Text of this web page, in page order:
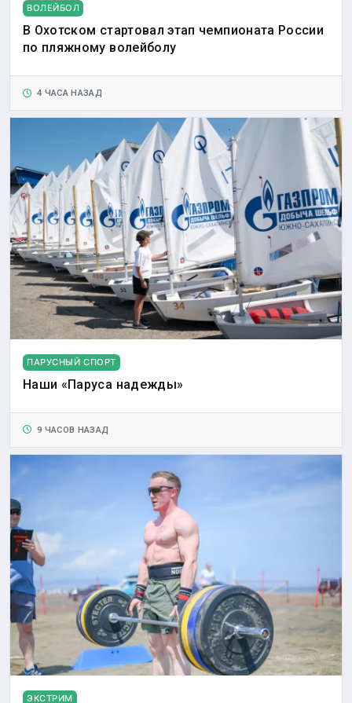
ВОЛЕЙБОЛ
В Охотском стартовал этап чемпионата России
по пляжному волейболу
4 ЧАСА НАЗАД
ПАРУСНЫЙ СПОРТ
Наши «Паруса надежды»
9 ЧАСОВ НАЗАД
ЭКСТРИМ